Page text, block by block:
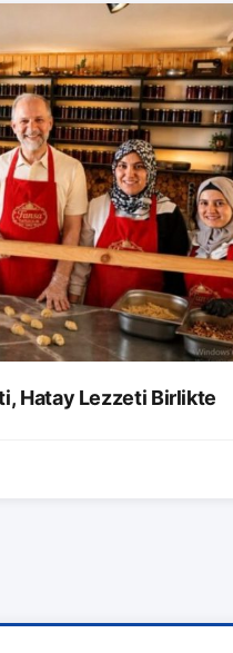
Hatay Lezzeti Birlikte